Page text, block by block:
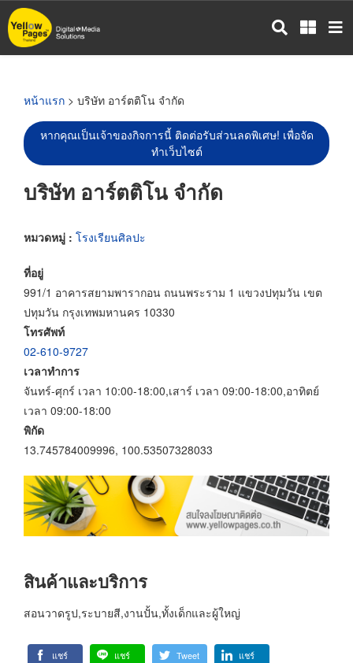
ข้าม
ไป
หน้าแรก > บริษัท อาร์ตติโน จำกัด
หากคุณเป็นเจ้าของกิจการนี้ ติดต่อรับส่วนลดพิเศษ! เพื่อจัด
ทำเว็บไซต์
บริษัท อาร์ตติโน จำกัด
หมวดหมู่ : โรงเรียนศิลปะ
ที่อยู่
991/1 อาคารสยามพารากอน ถนนพระราม 1 แขวงปทุมวัน เขต
ปทุมวัน กรุงเทพมหานคร 10330
โทรศัพท์
02-610-9727
เวลาทำการ
จันทร์-ศุกร์ เวลา 10:00-18:00,เสาร์ เวลา 09:00-18:00,อาทิตย์
เวลา 09:00-18:00
พิกัด
13.745784009996, 100.53507328033
สินค้าและบริการ
สอนวาดรูป,ระบายสี,งานปั้น,ทั้งเด็กและผู้ใหญ่
แชร์ แชร์ Tweet แชร์